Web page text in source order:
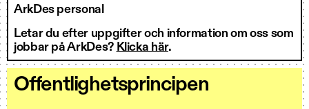
ArkDes personal
Letar du efter uppgifter och information om oss som
jobbar på ArkDes? Klicka här.
Offentlighetsprincipen